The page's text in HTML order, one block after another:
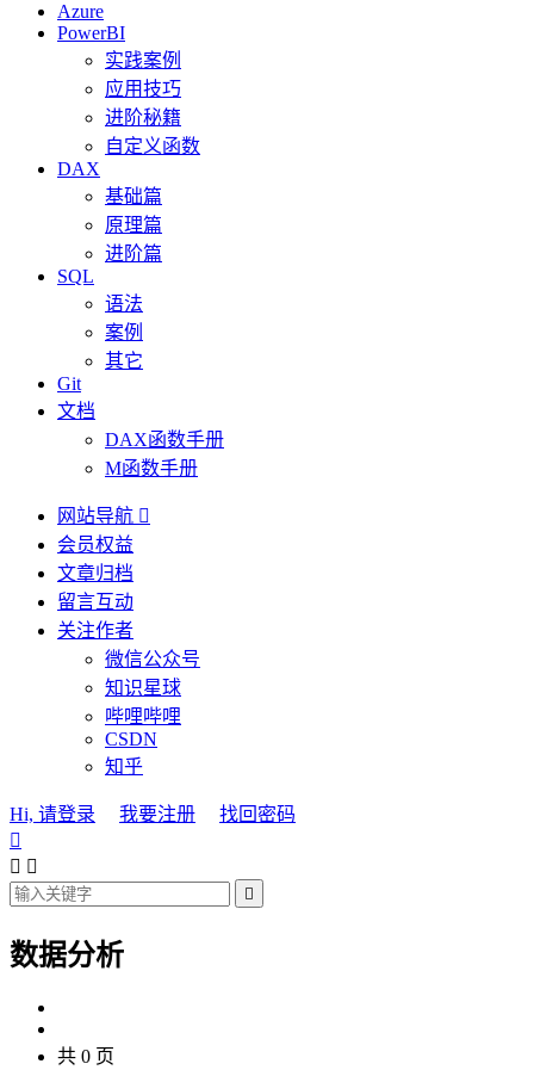
Azure
PowerBI
实践案例
应用技巧
进阶秘籍
自定义函数
DAX
基础篇
原理篇
进阶篇
SQL
语法
案例
其它
Git
文档
DAX函数手册
M函数手册
网站导航 
会员权益
文章归档
留言互动
关注作者
微信公众号
知识星球
哔哩哔哩
CSDN
知乎
Hi, 请登录 我要注册
找回密码

 

数据分析
共 0 页